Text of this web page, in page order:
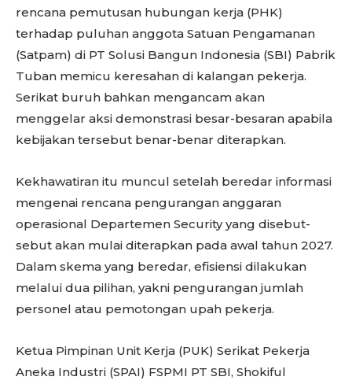
rencana pemutusan hubungan kerja (PHK)
terhadap puluhan anggota Satuan Pengamanan
(Satpam) di PT Solusi Bangun Indonesia (SBI) Pabrik
Tuban memicu keresahan di kalangan pekerja.
Serikat buruh bahkan mengancam akan
menggelar aksi demonstrasi besar-besaran apabila
kebijakan tersebut benar-benar diterapkan.
Kekhawatiran itu muncul setelah beredar informasi
mengenai rencana pengurangan anggaran
operasional Departemen Security yang disebut-
sebut akan mulai diterapkan pada awal tahun 2027.
Dalam skema yang beredar, efisiensi dilakukan
melalui dua pilihan, yakni pengurangan jumlah
personel atau pemotongan upah pekerja.
Ketua Pimpinan Unit Kerja (PUK) Serikat Pekerja
Aneka Industri (SPAI) FSPMI PT SBI, Shokiful